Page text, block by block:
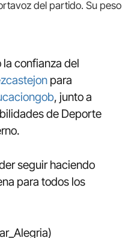
del partido. Su peso
confianza del
para
, junto a
de Deporte
seguir haciendo
para todos los